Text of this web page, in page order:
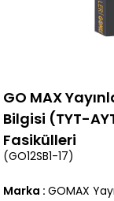
GO MAX
Bilgisi (TYT-
Fasikülleri
(GO12SB1-17)
Marka : GOMAX